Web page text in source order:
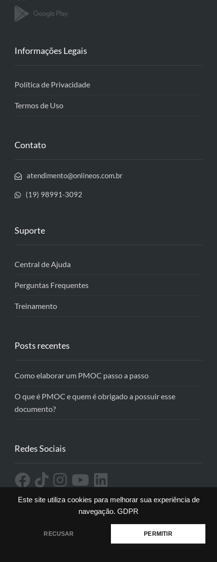
Este site utiliza cookies para melhorar sua experiência de
navegação. GDPR
RECUSAR PERMITIR
Informações Legais
Política de Privacidade
Termos de Uso
Contato
atendimento@onlineos.com.br
(19) 98991-3092
Suporte
Central de Ajuda
Perguntas Frequentes
Treinamento
Posts recentes
Como elaborar um PMOC passo a passo
O que é PMOC e quem é obrigado a possuir esse
documento?
Redes Sociais